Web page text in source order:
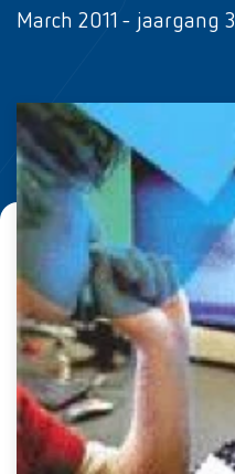
March 2011 - jaargang 3